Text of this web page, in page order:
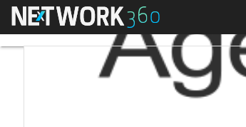
Menu